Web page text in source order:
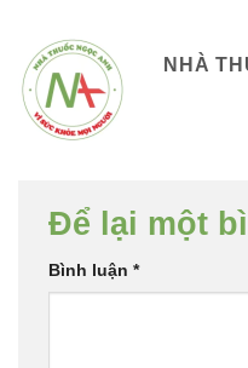
NHÀ
Để lại một
Bình luận *